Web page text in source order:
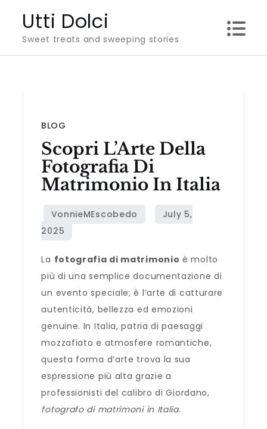
content
Utti Dolci
Sweet treats and sweeping stories
BLOG
Scopri L’Arte Della
Fotografia Di
Matrimonio In Italia
La fotografia di matrimonio è molto
più di una semplice documentazione di
un evento speciale; è l’arte di catturare
autenticità, bellezza ed emozioni
genuine. In Italia, patria di paesaggi
mozzafiato e atmosfere romantiche,
questa forma d’arte trova la sua
espressione più alta grazie a
professionisti del calibro di Giordano,
fotografo di matrimoni in Italia.